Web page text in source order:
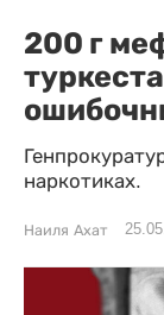
200 г
наркотиках.
Наиля Ахат